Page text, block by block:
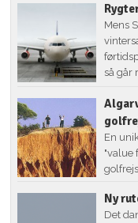
Mens
så går
En
"value
Ny
Det